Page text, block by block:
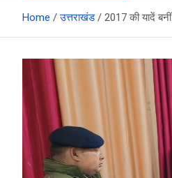
Home उत्तराखंड 2017 की यादें